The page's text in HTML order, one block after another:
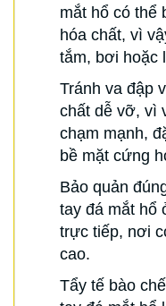
mắt hổ có thể
hóa chất, vì
tắm, bơi hoặc
Tránh va đập
chất dễ vỡ, vì
chạm mạnh,
bề mặt cứng
Bảo quản
tay đá mắt hổ
trực tiếp, nơi
cao.
Tẩy tế bào